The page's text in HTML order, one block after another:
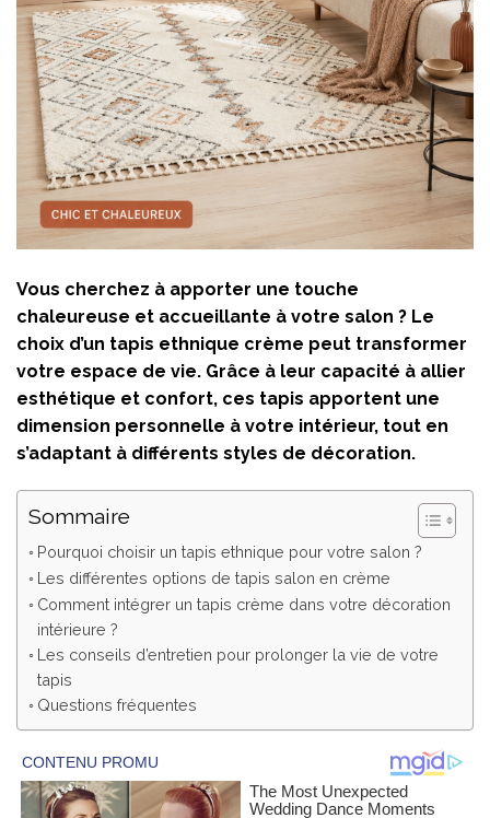
Vous cherchez à apporter une touche
chaleureuse et accueillante à votre salon ? Le
choix d’un tapis ethnique crème peut transformer
votre espace de vie. Grâce à leur capacité à allier
esthétique et confort, ces tapis apportent une
dimension personnelle à votre intérieur, tout en
s’adaptant à différents styles de décoration.
Sommaire
Pourquoi choisir un tapis ethnique pour votre salon ?
Les différentes options de tapis salon en crème
Comment intégrer un tapis crème dans votre décoration
intérieure ?
Les conseils d’entretien pour prolonger la vie de votre
tapis
Questions fréquentes